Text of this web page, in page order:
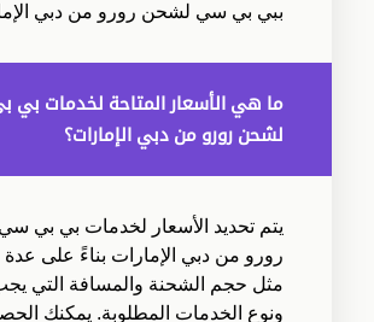
ببي بي سي لشحن رورو من دبي
ما هي الأسعار المتاحة لخدمات
لشحن رورو من دبي الإمارات؟
يتم تحديد الأسعار لخدمات بي بي
رورو من دبي الإمارات بناءً على
مثل حجم الشحنة والمسافة التي
ونوع الخدمات المطلوبة. يمكنك